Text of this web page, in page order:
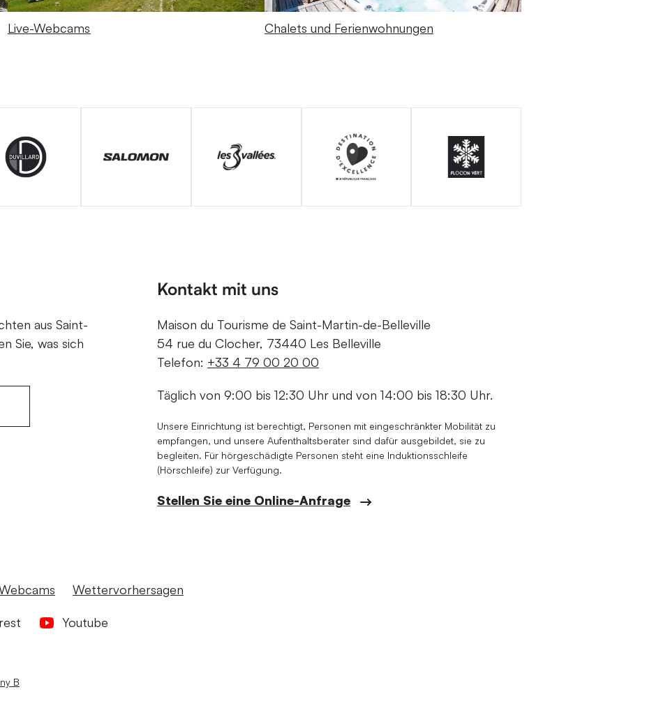
Live-Webcams Chalets und Ferienwohnungen
aus Saint-
Sie, was sich
Kontakt mit uns
Maison du Tourisme de Saint-Martin-de-Belleville
54 rue du Clocher, 73440 Les Belleville
Telefon: +33 4 79 00 20 00
Täglich von 9:00 bis 12:30 Uhr und von 14:00 bis 18:30 Uhr.
Unsere Einrichtung ist berechtigt, Personen mit eingeschränkter Mobilität zu
empfangen, und unsere Aufenthaltsberater sind dafür ausgebildet, sie zu
begleiten. Für hörgeschädigte Personen steht eine Induktionsschleife
(Hörschleife) zur Verfügung.
Stellen Sie eine Online-Anfrage
Wettervorhersagen
Youtube
B